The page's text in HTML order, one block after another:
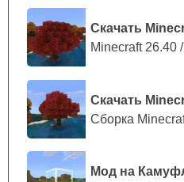
Скачать
Minecraft 26.40
Скачать
Сборка
Моб проявляет агрессию
враждебных для игрока